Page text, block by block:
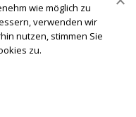
wie möglich zu
verwenden wir
nutzen, stimmen Sie
zu.